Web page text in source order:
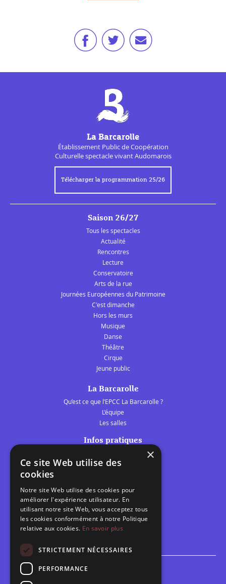
La Barcarolle
Établissement Public deCoopération
Culturellespectacle vivant Audomarois
Télécharger la programmation 25/26
Saison 26/27
Tous les spectacles
Actualité
Rencontres
Lecture
Conservatoire
Arts de la rue
Journées Européennes du Patrimoine
C'est dimanche
Hors les murs
Musique
Danse
Théâtre
Cirque
Jeune public
La Barcarolle
Qu’est ce que l’EPCC La Barcarolle ?
L’équipe
Les salles
Infos pratiques
Les belles scènes audomaroises
Calendrier
Programme des spectacles
Brèves
Espace scolaire
×
Ce site Web utilise des
cookies
Notre site Web utilise des cookies pour
améliorer l'expérience utilisateur. En
utilisant notre site Web, vous acceptez tous
les cookies conformément à notre Politique
relative aux cookies. En savoir plus
STRICTEMENT NÉCESSAIRES
PERFORMANCE